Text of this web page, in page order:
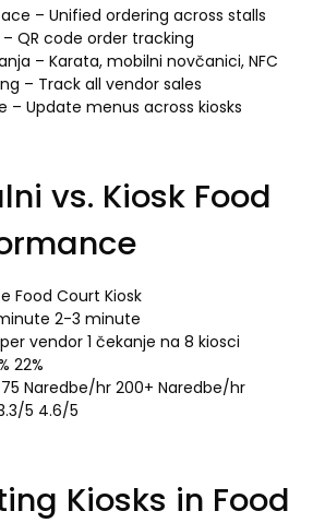
– Unified ordering across stalls
QR code order tracking
– Karata, mobilni novčanici, NFC
– Track all vendor sales
– Update menus across kiosks
vs. Kiosk Food
Food Court Kiosk
2-3 minute
per vendor 1 čekanje na 8 kiosci
22%
Naredbe/hr 200+ Naredbe/hr
5 4.6/5
Kiosks in Food